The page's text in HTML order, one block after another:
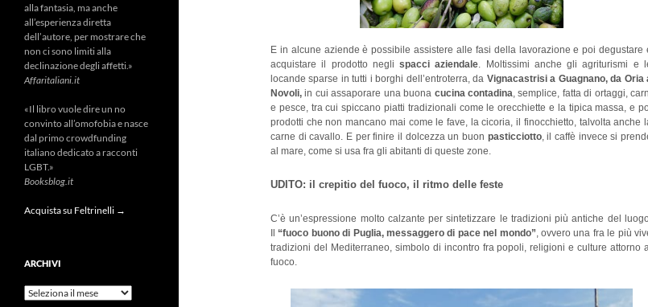
E in alcune aziende è possibile assistere alle fasi della lavorazione e poi degustare
acquistare il prodotto neglispacci aziendale. Moltissimi anche gli agriturismi e
locande sparse in tutti i borghi dell’entroterra, da Vignacastrisi a Guagnano, da Oria
Novoli, in cui assaporare una buona cucina contadina, semplice, fatta di ortaggi,
e pesce, tra cui spiccano piatti tradizionali come le orecchiette e la tipica massa, e
prodotti che non mancano mai come le fave, la cicoria, il finocchietto, talvolta anche
carne di cavallo. E per finire il dolcezza un buon pasticciotto, il caffè invece si
al mare, come si usa fra gli abitanti di queste zone.
UDITO: il crepitio del fuoco, il ritmo delle feste
C’è un’espressione molto calzante per sintetizzare le tradizioni più antiche del
“fuoco buono di Puglia, messaggero di pace nel mondo”, ovvero una fra le più
tradizioni del Mediterraneo, simbolo di incontro fra popoli, religioni e culture attorno
fuoco.
alla fantasia, ma anche
all’esperienza diretta
dell’autore, per mostrare che
non ci sono limiti alla
declinazione degli affetti.»
Affaritaliani.it
«Il libro vuole dire un no
convinto all’omofobia e nasce
dal primo crowdfunding
italiano dedicato a racconti
LGBT.»
Booksblog.it
Acquista su Feltrinelli →
ARCHIVI
Archivi